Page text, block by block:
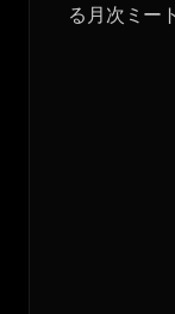
る月次ミー